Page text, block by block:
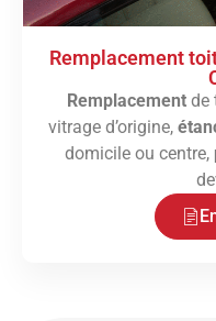
Remplacement
Remplacementde
vitrage d’origine,
domicile ou centre,